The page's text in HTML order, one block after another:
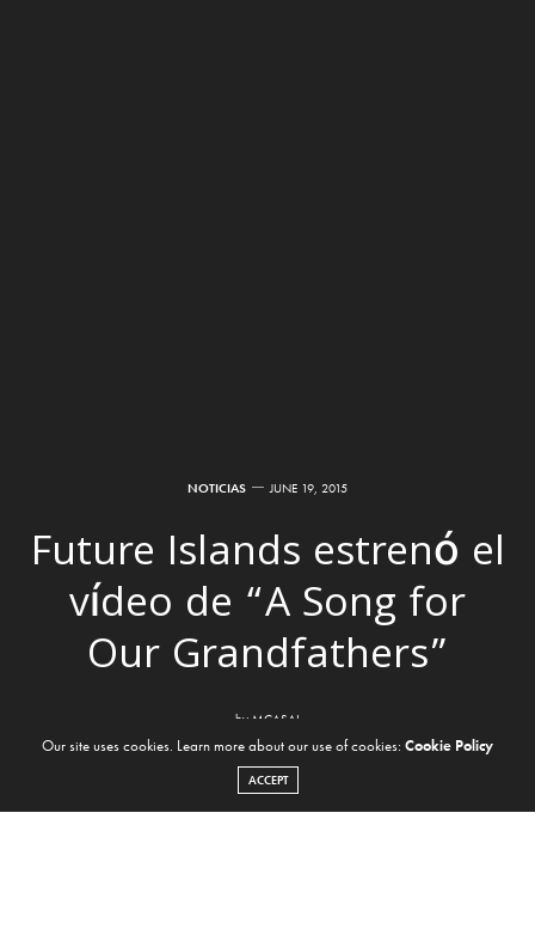
NOTICIAS JUNE 19, 2015
Future Islands estrenó el
vídeo de “A Song for
Our Grandfathers”
by MCASAL
Our site uses cookies. Learn more about our use of cookies: Cookie Policy
ACCEPT